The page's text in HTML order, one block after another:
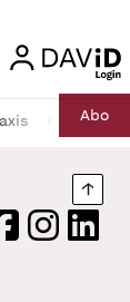
login
RechtAbo
Instagram